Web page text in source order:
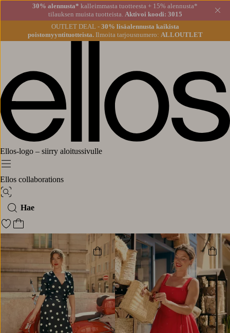
30% alennusta* kalleimmasta tuotteesta + 15% alennusta*
tilauksen muista tuotteista. Aktivoi koodi: 3015
OUTLET DEAL - 30% lisäalennusta kaikista
poistomyyntituotteista.Ilmoita tarjousnumero: ALLOUTLET
Ellos-logo – siirry aloitussivulle
Menu
Ellos collaborations
Kuvahaku
Hae
Siirry merkittyihin suosikkituotteisiin
Siirry ostoskoriin